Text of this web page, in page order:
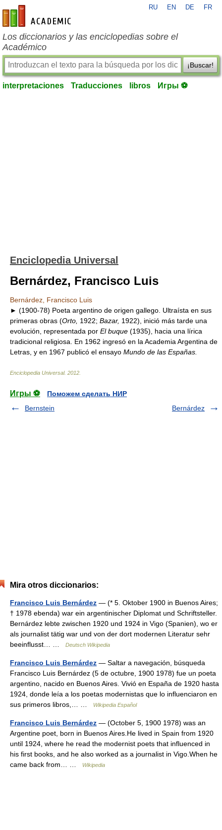
es-academic.com
RU EN DE FR
Los diccionarios y las enciclopedias sobre el
Académico
¡Buscar!
interpretaciones Traducciones libros Игры ⚽
Enciclopedia Universal
Bernárdez, Francisco Luis
Bernárdez, Francisco Luis
► (1900-78) Poeta argentino de origen gallego. Ultraísta en sus
primeras obras (Orto, 1922; Bazar, 1922), inició más tarde una
evolución, representada por El buque (1935), hacia una lírica
tradicional religiosa. En 1962 ingresó en la Academia Argentina de
Letras, y en 1967 publicó el ensayo Mundo de las Españas.
Enciclopedia Universal. 2012
Игры ⚽
Поможем сделать НИР
Bernstein
Bernárdez
Mira otros diccionarios:
Francisco Luis Bernárdez — (* 5. Oktober 1900 in Buenos Aires;
† 1978 ebenda) war ein argentinischer Diplomat und Schriftsteller.
Bernárdez lebte zwischen 1920 und 1924 in Vigo (Spanien), wo er
als journalist tätig war und von der dort modernen Literatur sehr
beeinflusst… …
Deutsch Wikipedia
Francisco Luis Bernárdez — Saltar a navegación, búsqueda
Francisco Luis Bernárdez (5 de octubre, 1900 1978) fue un poeta
argentino, nacido en Buenos Aires. Vivió en España de 1920 hasta
1924, donde leía a los poetas modernistas que lo influenciaron en
sus primeros libros,… …
Wikipedia Español
Francisco Luis Bernárdez — (October 5, 1900 1978) was an
Argentine poet, born in Buenos Aires.He lived in Spain from 1920
until 1924, where he read the modernist poets that influenced in
his first books, and he also worked as a journalist in Vigo.When he
came back from… …
Wikipedia